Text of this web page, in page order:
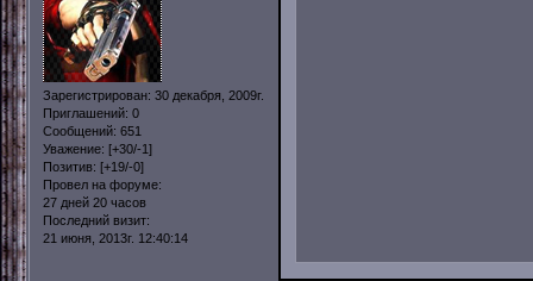
Зарегистрирован: 30 декабря, 2009г.
Приглашений: 0
Сообщений: 651
Уважение: [+30/-1]
Позитив: [+19/-0]
Провел на форуме:
27 дней 20 часов
Последний визит:
21 июня, 2013г. 12:40:14